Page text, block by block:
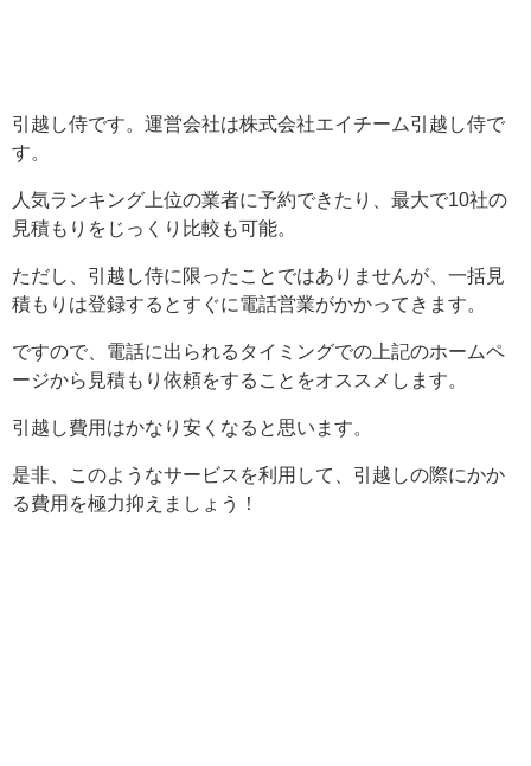
引越し侍です。運営会社は株式会社エイチーム引越し侍で
す。
人気ランキング上位の業者に予約できたり、最大で10社の
見積もりをじっくり比較も可能。
ただし、引越し侍に限ったことではありませんが、一括見
積もりは登録するとすぐに電話営業がかかってきます。
ですので、電話に出られるタイミングでの上記のホームペ
ージから見積もり依頼をすることをオススメします。
引越し費用はかなり安くなると思います。
是非、このようなサービスを利用して、引越しの際にかか
る費用を極力抑えましょう！